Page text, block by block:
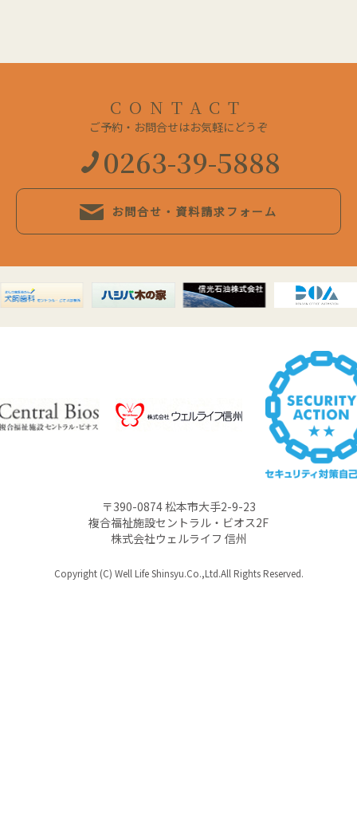
CONTACT
ご予約・お問合せはお気軽にどうぞ
0263-39-5888
お問合せ・資料請求フォーム
〒390-0874 松本市大手2-9-23
複合福祉施設セントラル・ビオス2F
株式会社ウェルライフ 信州
Copyright (C) Well Life Shinsyu.Co.,Ltd.All Rights Reserved.